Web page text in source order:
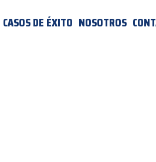
CASOS DE ÉXITO NOSOTROS